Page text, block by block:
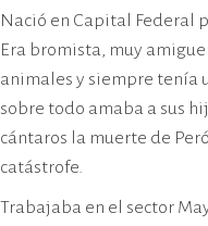
Nació en Capital Federal
Era bromista, muy
animales y siempre tenía
sobre todo amaba a sus
cántaros la muerte de
catástrofe.
Trabajaba en el sector